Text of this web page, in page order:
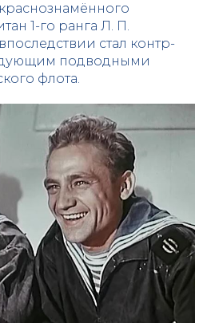
1-го ранга Л. П.
стал контр-
подводными
флота.